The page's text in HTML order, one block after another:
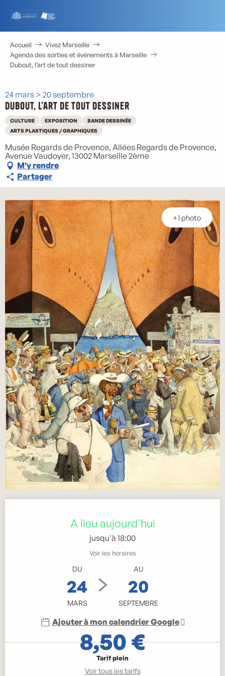
contenu
principal
Accueil
Vivez Marseille
Agenda des sorties et événements à Marseille
Dubout, l’art de tout dessiner
24 mars > 20 septembre
Dubout, l’art de tout dessiner
CULTURE EXPOSITION
BANDE DESSINÉE
ARTS PLASTIQUES / GRAPHIQUES
Musée Regards de Provence, Allées Regards de Provence,
Avenue Vaudoyer, 13002 Marseille 2ème
M'y rendre
Partager
+1 photo
A lieu aujourd'hui
jusqu'à 18:00
Voir les horaires
DU
24
MARS
AU
20
SEPTEMBRE
Ajouter à mon calendrier Google
8,50 €
Tarif plein
Voir tous les tarifs